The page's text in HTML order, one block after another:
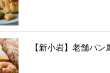
【新小岩】老舗パ